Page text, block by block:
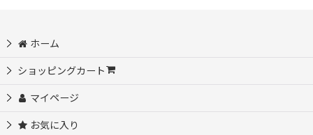
ホーム
ショッピングカート
マイページ
お気に入り